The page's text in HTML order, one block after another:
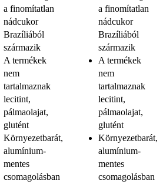
a finomítatlan
nádcukor
Brazíliából
származik
A termékek
nem
tartalmaznak
lecitint,
pálmaolajat,
glutént
Környezetbarát,
alumínium-
mentes
csomagolásban
a finomítatlan
nádcukor
Brazíliából
származik
A termékek
nem
tartalmaznak
lecitint,
pálmaolajat,
glutént
Környezetbarát,
alumínium-
mentes
csomagolásban